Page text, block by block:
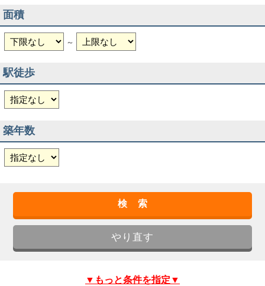
面積
～
駅徒歩
築年数
▼もっと条件を指定▼